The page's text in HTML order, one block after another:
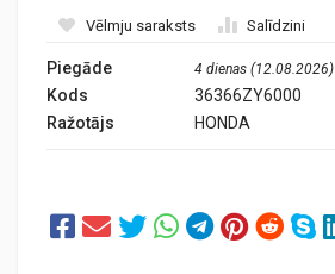
Vēlmju saraksts Salīdzini
Piegāde 4 dienas (12.08.2026)
Kods
36366ZY6000
Ražotājs
HONDA